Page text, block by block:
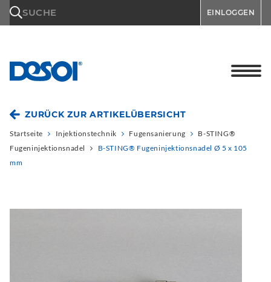
SUCHE EINLOGGEN
ZURÜCK ZUR ARTIKELÜBERSICHT
Startseite Injektionstechnik Fugensanierung
B-STING®
Fugeninjektionsnadel
B-STING® Fugeninjektionsnadel Ø 5 x 105
mm